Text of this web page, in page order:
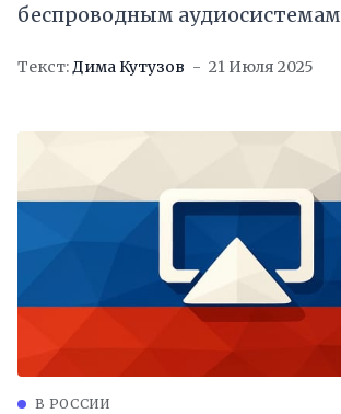
беспроводным аудиосистемам
Текст:Дима Кутузов 21 Июля 2025
В РОССИИ